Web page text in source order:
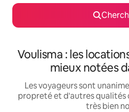
Voulisma : les
mieux notées
Les voyageurs sont
propreté et d'autres qualités
très bien